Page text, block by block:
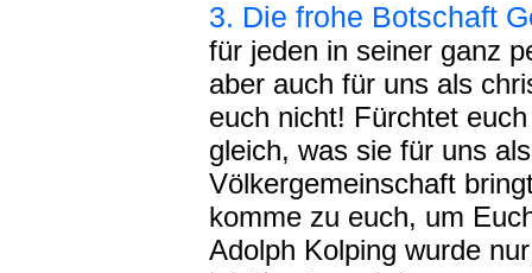
3. Die frohe Botschaft
für jeden in seiner ganz
aber auch für uns als
euch nicht! Fürchtet
gleich, was sie für uns
Völkergemeinschaft
komme zu euch, um
Adolph Kolping wurde